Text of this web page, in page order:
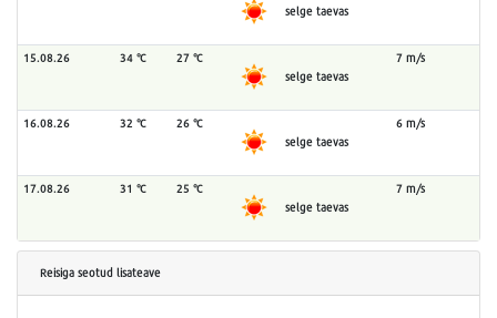
selge taevas
15.08.26 34 °C
27 °C
selge taevas
7 m/s
16.08.26 32 °C
26 °C
selge taevas
6 m/s
17.08.26 31 °C
25 °C
selge taevas
7 m/s
Reisiga seotud lisateave